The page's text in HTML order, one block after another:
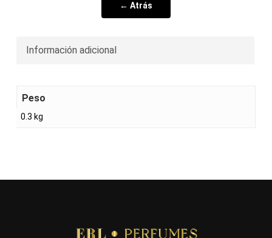
← Atrás
Información adicional
Peso
0.3 kg